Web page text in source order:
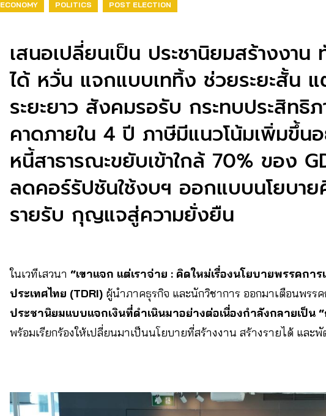
ECONOMY POLITICS
POST ELECTION
เสนอเปลี่ยนเป็น ประชานิยมสร้างงาน
ได้ หวั่น แจกแบบเททิ้ง ช่วยระยะสั้น
ระยะยาว สังคมรอรับ กระทบประสิท
คาดภายใน 4 ปี ภาษีมีแนวโน้มเพิ่มขึ้น
หนี้สาธารณะขยับเข้าใกล้ 70% ของ
ลดคอร์รัปชันใช้งบฯ ออกแบบนโยบา
รายรับ กุญแจสู่ความยั่งยืน
ในเวทีเสวนา “เขาแจก แต่เราจ่าย : คิดใหม่เรื่องนโยบายพรรคการ
ประเทศไทย (TDRI) ผู้นำภาคธุรกิจ และนักวิชาการ ออกมาเตือนพรรค
ประชานิยมแบบแจกเงินที่ดำเนินมาอย่างต่อเนื่องกำลังกลายเป็น
พร้อมเรียกร้องให้เปลี่ยนมาเป็นนโยบายที่สร้างงาน สร้างรายได้ และ